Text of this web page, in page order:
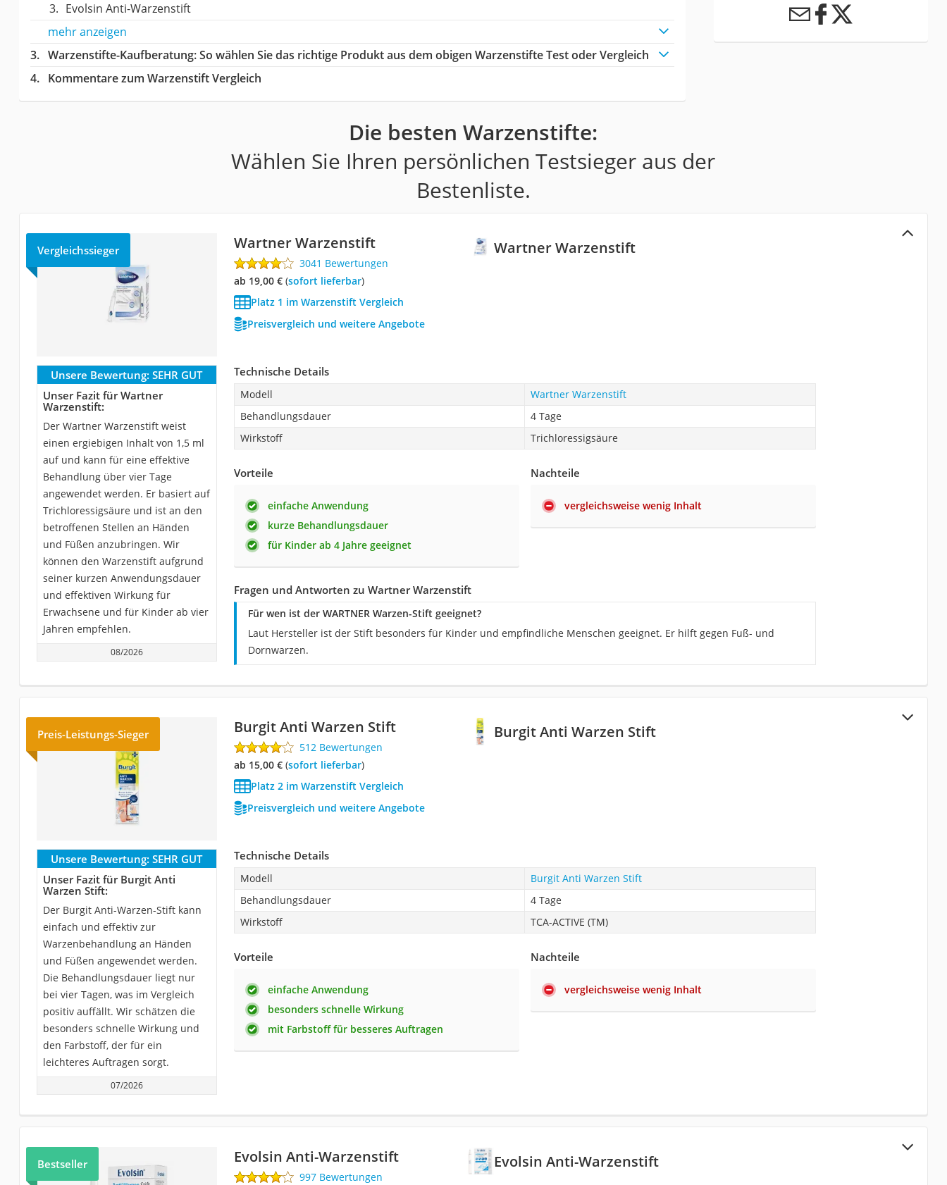
Evolsin Anti-Warzenstift
mehr anzeigen
Warzenstifte-Kaufberatung: So wählen Sie das richtige Produkt aus dem obigen Warzenstifte Test oder Vergleich
Kommentare zum Warzenstift Vergleich
Die besten Warzenstifte:
Wählen Sie Ihren persönlichen Testsieger aus der
Bestenliste.
Wartner Warzenstift
Vergleichssieger Wartner Warzenstift
3041 Bewertungen
ab 19,00 €( Sofort lieferbar)
Platz 1 im Warzenstift Vergleich
Preisvergleich und weitere Angebote
Unsere Bewertung: SEHR GUT
Unser Fazit für Wartner
Warzenstift:
Der Wartner Warzenstift weist
einen ergiebigen Inhalt von 1,5 ml
auf und kann für eine effektive
Behandlung über vier Tage
angewendet werden. Er basiert auf
Trichloressigsäure und ist an den
betroffenen Stellen an Händen
und Füßen anzubringen. Wir
können den Warzenstift aufgrund
seiner kurzen Anwendungsdauer
und effektiven Wirkung für
Erwachsene und für Kinder ab vier
Jahren empfehlen.
08/2026
Technische Details
Modell
Wartner Warzenstift
Behandlungsdauer
4 Tage
Wirkstoff
Trichloressigsäure
Vorteile
einfache Anwendung
kurze Behandlungsdauer
für Kinder ab 4 Jahre geeignet
Nachteile
vergleichsweise wenig Inhalt
Fragen und Antworten zu Wartner Warzenstift
Für wen ist der WARTNER Warzen-Stift geeignet?
Laut Hersteller ist der Stift besonders für Kinder und empfindliche Menschen geeignet. Er hilft gegen Fuß- und
Dornwarzen.
Burgit Anti Warzen Stift
Preis-Leistungs-Sieger Burgit Anti Warzen Stift
512 Bewertungen
ab 15,00 €( Sofort lieferbar)
Platz 2 im Warzenstift Vergleich
Preisvergleich und weitere Angebote
Unsere Bewertung: SEHR GUT
Unser Fazit für Burgit Anti
Warzen Stift:
Der Burgit Anti-Warzen-Stift kann
einfach und effektiv zur
Warzenbehandlung an Händen
und Füßen angewendet werden.
Die Behandlungsdauer liegt nur
bei vier Tagen, was im Vergleich
positiv auffällt. Wir schätzen die
besonders schnelle Wirkung und
den Farbstoff, der für ein
leichteres Auftragen sorgt.
07/2026
Technische Details
Modell
Burgit Anti Warzen Stift
Behandlungsdauer
4 Tage
Wirkstoff
TCA-ACTIVE (TM)
Vorteile
einfache Anwendung
besonders schnelle Wirkung
mit Farbstoff für besseres Auftragen
Nachteile
vergleichsweise wenig Inhalt
Evolsin Anti-Warzenstift
Bestseller Evolsin Anti-Warzenstift
997 Bewertungen